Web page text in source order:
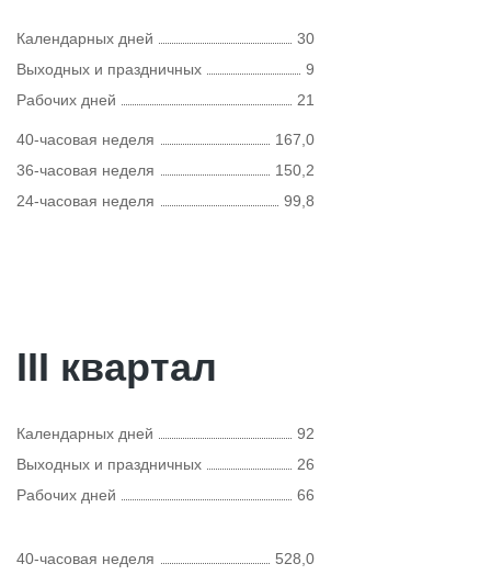
Календарных дней
30
Выходных и праздничных
9
Рабочих дней
21
40-часовая неделя
167,0
36-часовая неделя
150,2
24-часовая неделя
99,8
III квартал
Календарных дней
92
Выходных и праздничных
26
Рабочих дней
66
40-часовая неделя 528,0